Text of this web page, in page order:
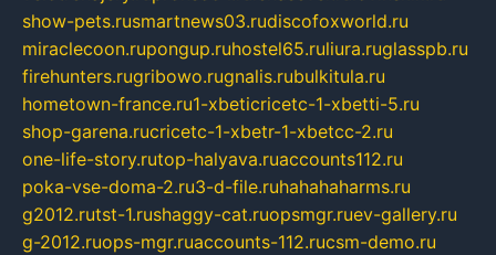
show-pets.rusmartnews03.rudiscofoxworld.ru
miraclecoon.rupongup.ruhostel65.ruliura.ruglasspb.ru
firehunters.rugribowo.rugnalis.rubulkitula.ru
hometown-france.ru1-xbeticricetc-1-xbetti-5.ru
shop-garena.rucricetc-1-xbetr-1-xbetcc-2.ru
one-life-story.rutop-halyava.ruaccounts112.ru
poka-vse-doma-2.ru3-d-file.ruhahahaharms.ru
g2012.rutst-1.rushaggy-cat.ruopsmgr.ruev-gallery.ru
g-2012.ruops-mgr.ruaccounts-112.rucsm-demo.ru